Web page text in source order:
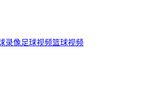
录像足球视频篮球视频